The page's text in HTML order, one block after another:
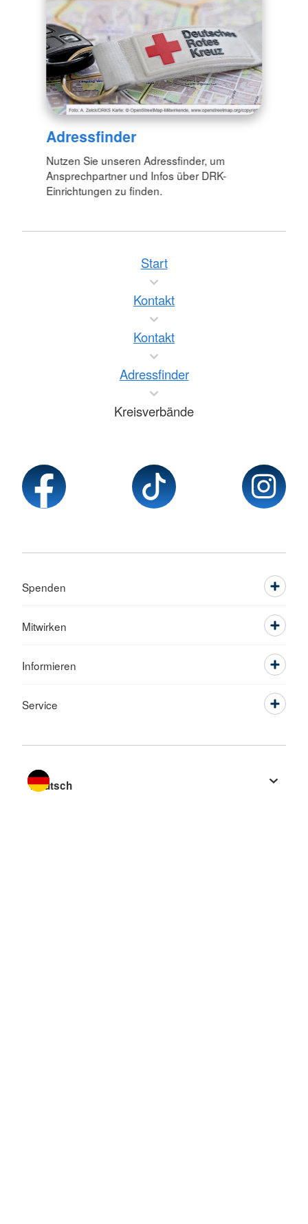
Adressfinder
Nutzen Sie unseren Adressfinder, um
Ansprechpartner und Infos über DRK-
Einrichtungen zu finden.
Start
Kontakt
Kontakt
Adressfinder
Kreisverbände
Spenden
Mitwirken
Informieren
Service
Sprache wechseln zu